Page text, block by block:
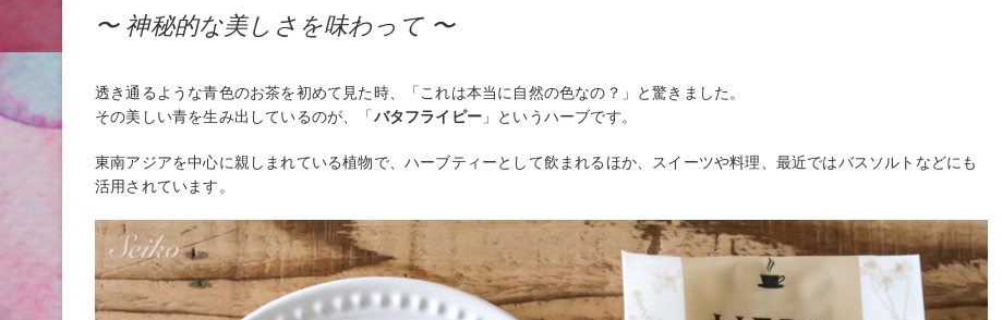
〜 神秘的な美しさを味わって 〜
透き通るような青色のお茶を初めて見た時、「これは本当に自然の色なの？」と驚きました。
その美しい青を生み出しているのが、「バタフライピー 」というハーブです。
東南アジアを中心に親しまれている植物で、ハーブティーとして飲まれるほか、スイーツや料理、最近ではバスソルトなどにも
活用されています。